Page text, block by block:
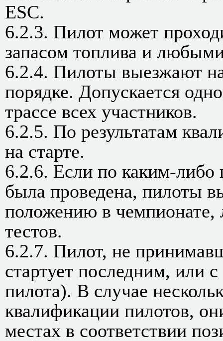
ESC.
6.2.3. Пилот может
запасом топлива и
6.2.4. Пилоты выезжают
порядке. Допускается
трассе всех участников.
6.2.5. По результатам
на старте.
6.2.6. Если по каким-либо
была проведена, пилоты
положению в чемпионате,
тестов.
6.2.7. Пилот, не
стартует последним, или
пилота). В случае
квалификации пилотов,
местах в соответствии